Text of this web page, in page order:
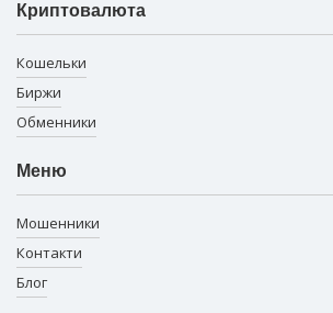
Криптовалюта
Кошельки
Биржи
Обменники
Меню
Мошенники
Контакти
Блог